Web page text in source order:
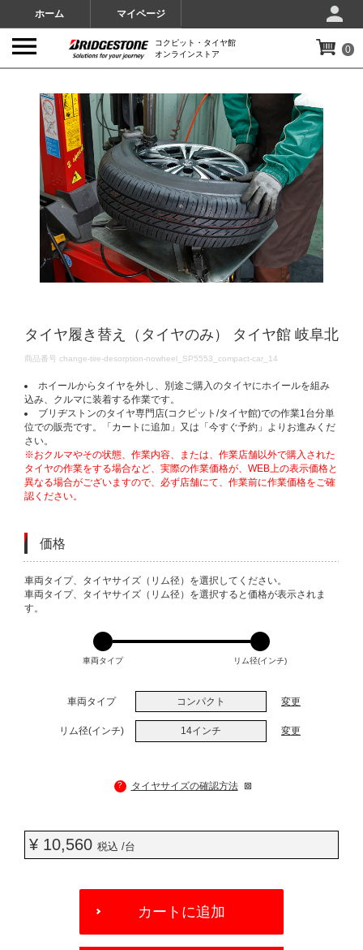
ホーム マイページ
コクピット・タイヤ館
オンラインストア
0
タイヤ履き替え（タイヤのみ） タイヤ館 岐阜北
DETAILS
商品番号 change-tire-desorption-nowheel_SP5553_compact-car_14
ホイールからタイヤを外し、別途ご購入のタイヤにホイールを組み
込み、クルマに装着する作業です。
ブリヂストンのタイヤ専門店(コクピット/タイヤ館)での作業1台分単
位での販売です。「カートに追加」又は「今すぐ予約」よりお進みくだ
さい。
※おクルマやその状態、作業内容、または、作業店舗以外で購入された
タイヤの作業をする場合など、実際の作業価格が、WEB上の表示価格と
異なる場合がございますので、必ず店舗にて、作業前に作業価格をご確
認ください。
価格
VARIATIONS
車両タイプ、タイヤサイズ（リム径）を選択してください。
車両タイプ、タイヤサイズ（リム径）を選択すると価格が表示されま
す。
車両タイプ リム径(インチ)
車両タイプ コンパクト 変更
リム径(インチ) 14インチ 変更
? タイヤサイズの確認方法
¥ 10,560 税込 /台
OPTIONS
カートに追加